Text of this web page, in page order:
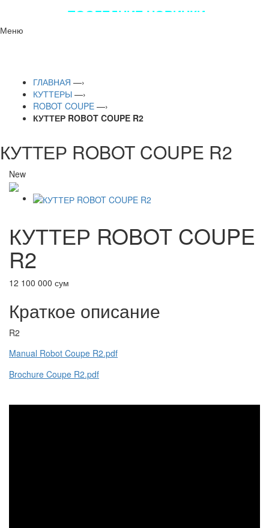
ПОСЛЕДНИЕ НОВИНКИ
Меню
ГЛАВНАЯ —›
КУТТЕРЫ —›
ROBOT COUPE —›
КУТТЕР ROBOT COUPE R2
КУТТЕР ROBOT COUPE R2
New
КУТТЕР ROBOT COUPE
R2
12 100 000 сум
Краткое описание
R2
Manual Robot Coupe R2.pdf
Brochure Coupe R2.pdf